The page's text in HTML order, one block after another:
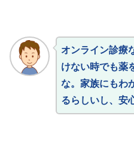
オンライン診療
けない時でも薬
な。家族にもわ
るらしいし、安